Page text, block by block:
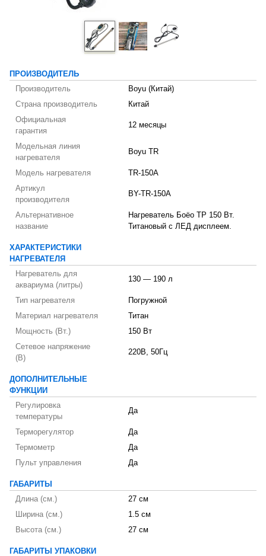
ПРОИЗВОДИТЕЛЬ
Производитель
Boyu (Китай)
Страна производитель
Китай
Официальная
гарантия
12 месяцы
Модельная линия
нагревателя
Boyu TR
Модель нагревателя
TR-150A
Артикул
производителя
BY-TR-150A
Альтернативное
название
Нагреватель Боёо ТР 150 Вт.
Титановый с ЛЕД дисплеем.
ХАРАКТЕРИСТИКИ
НАГРЕВАТЕЛЯ
Нагреватель для
аквариума (литры)
130 — 190 л
Тип нагревателя
Погружной
Материал нагревателя
Титан
Мощность (Вт.)
150 Вт
Сетевое напряжение
(В)
220В, 50Гц
ДОПОЛНИТЕЛЬНЫЕ
ФУНКЦИИ
Регулировка
температуры
Да
Терморегулятор
Да
Термометр
Да
Пульт управления
Да
ГАБАРИТЫ
Длина (см.)
27 см
Ширина (см.)
1.5 см
Высота (см.)
27 см
ГАБАРИТЫ УПАКОВКИ